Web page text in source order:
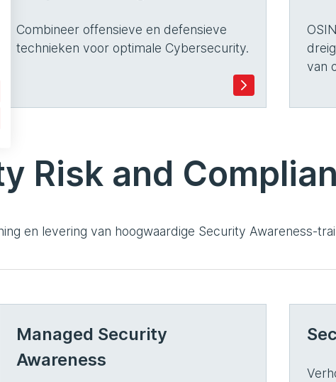
Combineer offensieve en defensieve
technieken voor optimale Cybersecurity.
van
Risk and
en levering van hoogwaardige Security Awareness-
Managed Security
Awareness